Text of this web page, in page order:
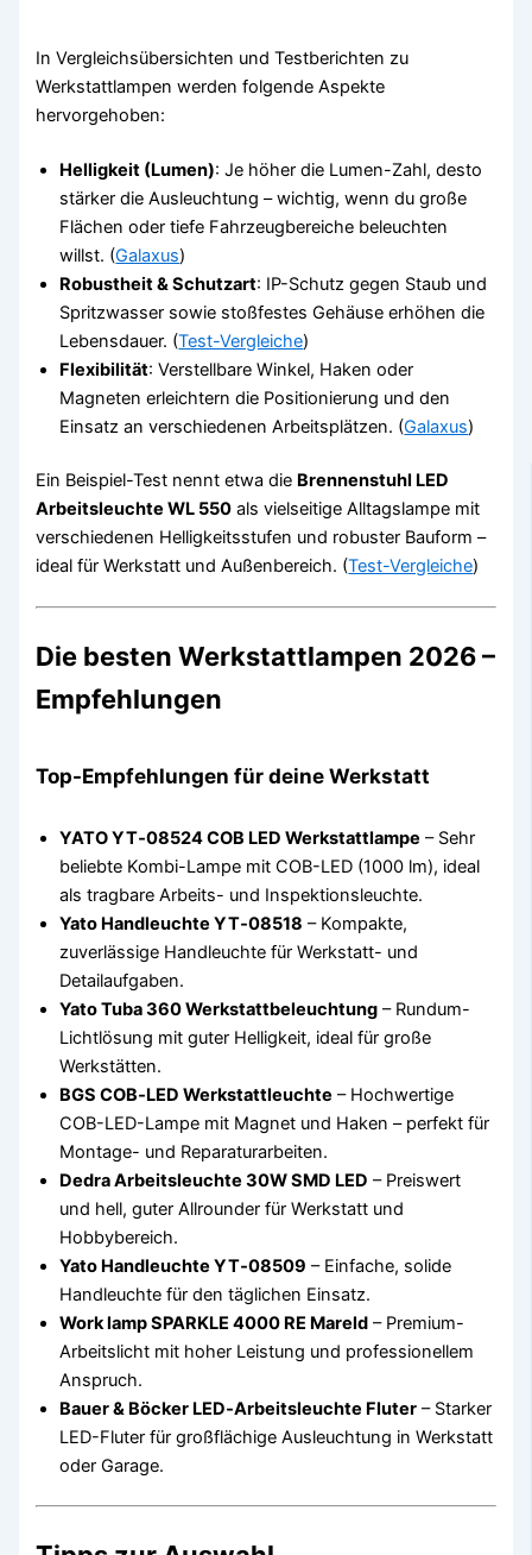
In Vergleichsübersichten und Testberichten zu
Werkstattlampen werden folgende Aspekte
hervorgehoben:
Helligkeit (Lumen): Je höher die Lumen-Zahl, desto
stärker die Ausleuchtung – wichtig, wenn du große
Flächen oder tiefe Fahrzeugbereiche beleuchten
willst. (Galaxus)
Robustheit & Schutzart: IP-Schutz gegen Staub und
Spritzwasser sowie stoßfestes Gehäuse erhöhen die
Lebensdauer. (Test-Vergleiche)
Flexibilität: Verstellbare Winkel, Haken oder
Magneten erleichtern die Positionierung und den
Einsatz an verschiedenen Arbeitsplätzen. (Galaxus)
Ein Beispiel-Test nennt etwa die Brennenstuhl LED
Arbeitsleuchte WL 550 als vielseitige Alltagslampe mit
verschiedenen Helligkeitsstufen und robuster Bauform –
ideal für Werkstatt und Außenbereich. (Test-Vergleiche)
Die besten Werkstattlampen 2026 –
Empfehlungen
Top-Empfehlungen für deine Werkstatt
YATO YT‑08524 COB LED Werkstattlampe – Sehr
beliebte Kombi-Lampe mit COB-LED (1000 lm), ideal
als tragbare Arbeits- und Inspektionsleuchte.
Yato Handleuchte YT‑08518 – Kompakte,
zuverlässige Handleuchte für Werkstatt- und
Detailaufgaben.
Yato Tuba 360 Werkstattbeleuchtung – Rundum-
Lichtlösung mit guter Helligkeit, ideal für große
Werkstätten.
BGS COB‑LED Werkstattleuchte – Hochwertige
COB-LED-Lampe mit Magnet und Haken – perfekt für
Montage- und Reparaturarbeiten.
Dedra Arbeitsleuchte 30W SMD LED – Preiswert
und hell, guter Allrounder für Werkstatt und
Hobbybereich.
Yato Handleuchte YT‑08509 – Einfache, solide
Handleuchte für den täglichen Einsatz.
Work lamp SPARKLE 4000 RE Mareld – Premium-
Arbeitslicht mit hoher Leistung und professionellem
Anspruch.
Bauer & Böcker LED‑Arbeitsleuchte Fluter – Starker
LED-Fluter für großflächige Ausleuchtung in Werkstatt
oder Garage.